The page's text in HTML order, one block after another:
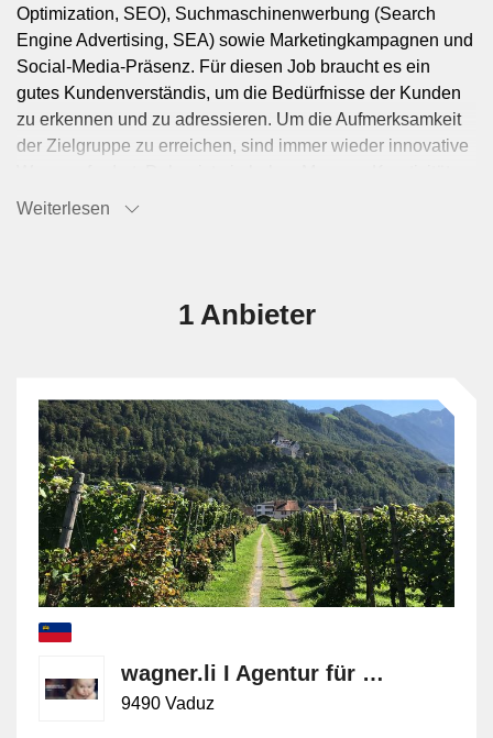
1 Anbieter
wagner.li I Agentur für kreatives Marketing und Brandpower
9490 Vaduz
Optimization, SEO), Suchmaschinenwerbung (Search
Engine Advertising, SEA) sowie Marketingkampagnen und
Social-Media-Präsenz. Für diesen Job braucht es ein
gutes Kundenverständis, um die Bedürfnisse der Kunden
zu erkennen und zu adressieren. Um die Aufmerksamkeit
der Zielgruppe zu erreichen, sind immer wieder innovative
von grossem Vorteil, wenn man den Beruf des Marketing
Weiterlesen